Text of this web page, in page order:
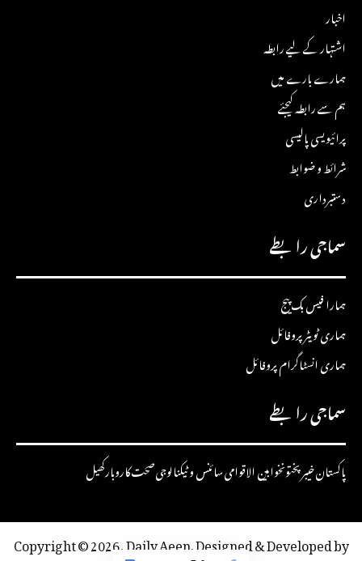
اخبار
اشتہار کے لیے رابطہ
ہمارے بارے میں
ہم سے رابطہ کیجئے
پرائیویسی پالیسی
شرائط و ضوابط
دستبرداری
سماجی رابطے
ہمارا فیس بک پیج
ہماری ٹویٹر پروفائل
ہماری انسٹاگرام پروفائل
سماجی رابطے
پاکستانخیبرپختونخوابین الاقوامیسائنس و ٹیکنالوجیصحتکاروبارکھیل
Copyright © 2026, Daily Aeen. Designed & Developed by